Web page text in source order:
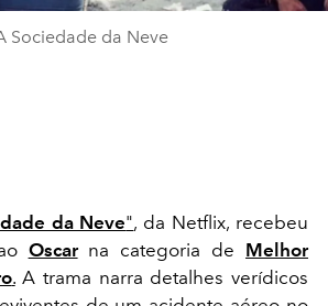
Sociedade da Neve
da Neve", da Netflix, recebeu
Oscar na categoria de Melhor
.A trama narra detalhes verídicos